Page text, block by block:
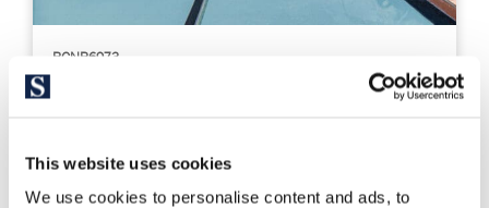
This website uses cookies
We use cookies to personalise content and ads, to
BCNP6973
Espectacular casa reformada en el
barrio de Sarría